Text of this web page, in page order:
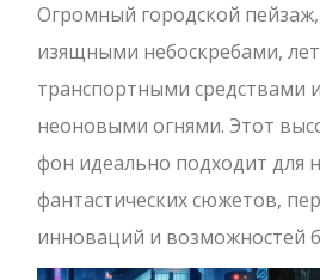
Огромный городской
изящными небоскребами,
транспортными средствами
неоновыми огнями. Этот
фон идеально подходит для
фантастических сюжетов,
инноваций и возможностей